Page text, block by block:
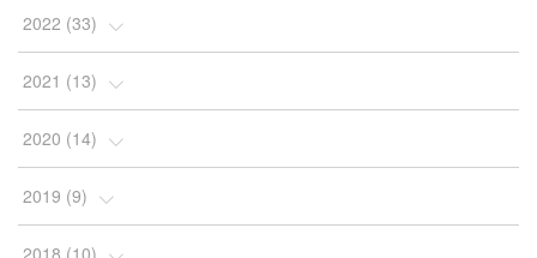
(3)
)
(4)
( 7)
)
(2)
(2)
( 2)
4
(3)
(4)
( 7)
(2
)
2022 (33)
(3)
( 10
(2
( 3)
2021 (13)
(1)
(9
(1)
2020 (14)
(2
(3)
2019 (9)
(1)
2018 (10)